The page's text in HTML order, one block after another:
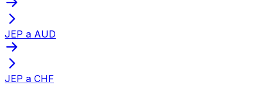
JEP a AUD
JEP a CHF